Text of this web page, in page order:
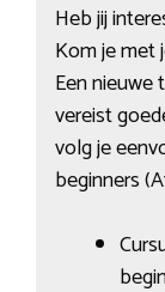
Heb jij
Kom je met
Een nieuwe
vereist
volg je
beginners